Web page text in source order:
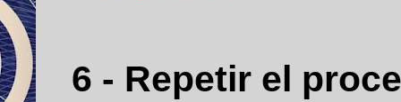
6 - Repetir el